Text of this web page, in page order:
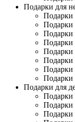
Подарки для
Подарки
Подарки
Подарки
Подарки
Подарки
Подарки
Подарки для
Подарки
Подарки
Подарки